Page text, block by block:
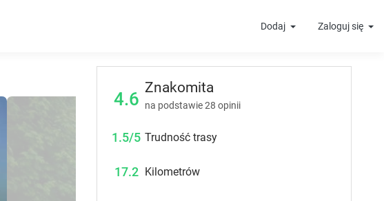
Dodaj Zaloguj się
4.6
Znakomita
na podstawie28 opinii
1.5/5 Trudność trasy
17.2 Kilometrów